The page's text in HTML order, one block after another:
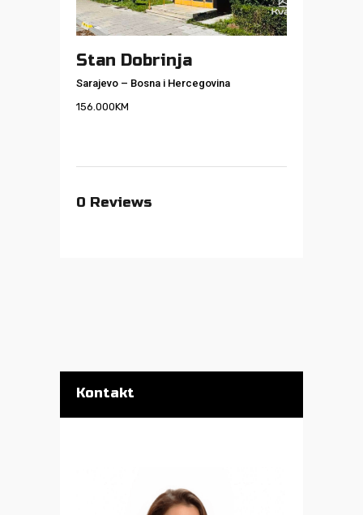
Stan Dobrinja
Sarajevo – Bosna i Hercegovina
156.000KM
0 Reviews
Kontakt